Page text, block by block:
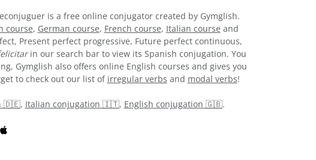
is a free online conjugator created by Gymglish.
course, German course, French course, Italian course and
Present perfect progressive, Future perfect continuous,
in our search bar to view its Spanish conjugation. You
Gymglish also offers online English courses and gives you
to check out our list of irregular verbs and modal verbs!
🇩🇪, Italian conjugation 🇮🇹, English conjugation 🇬🇧.